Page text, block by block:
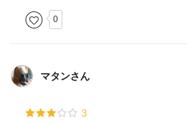
0
マタンさん
3